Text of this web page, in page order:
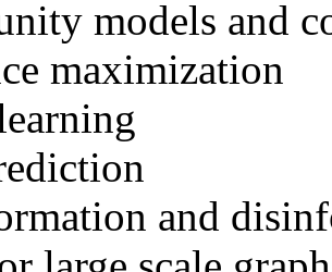
models and
maximization
and